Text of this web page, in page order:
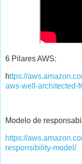
6 Pilares AWS:
https://
aws-well-architected-
Modelo de
https://
responsibility-model/